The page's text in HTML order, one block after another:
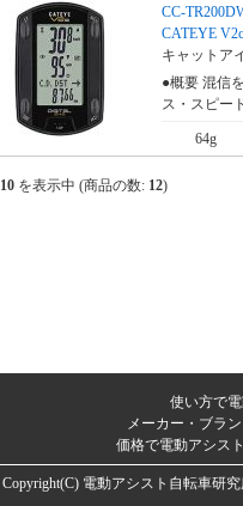
CC-
CATEYE V2c
キャットア
●概要 混信
ス・スピー
64g
10 を表示中 (商品の数: 12)
使い方で
メーカー・ブラ
価格で電動アシス
Copyright(C) 電動アシスト自転車研